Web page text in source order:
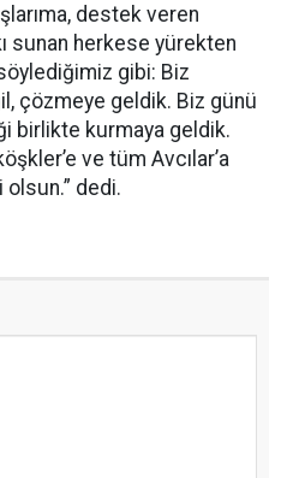
destek veren
sunan herkese yürekten
gibi: Biz
çözmeye geldik. Biz günü
birlikte kurmaya geldik.
ve tüm Avcılar’a
olsun.” dedi.